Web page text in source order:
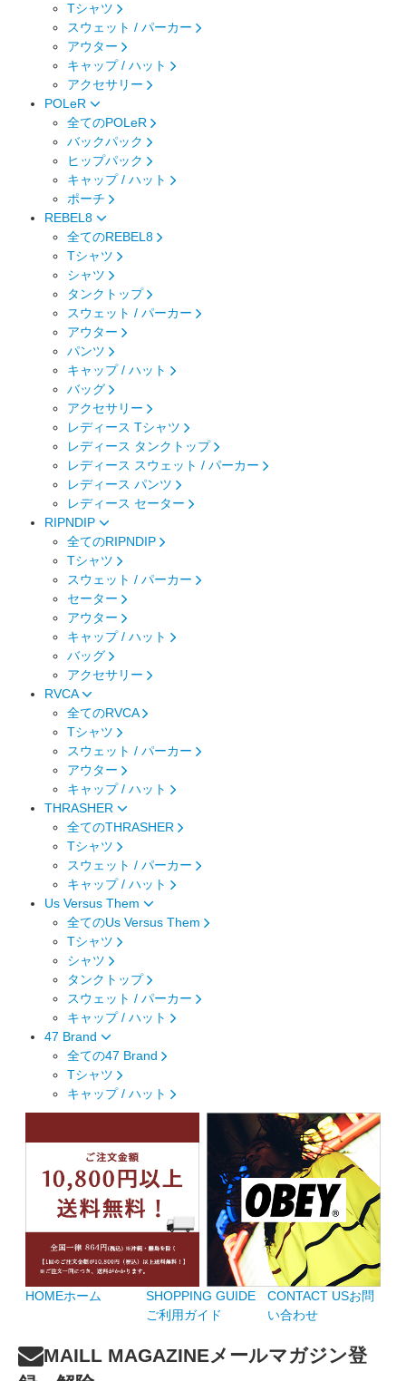
Tシャツ
スウェット / パーカー
アウター
キャップ / ハット
アクセサリー
POLeR
全てのPOLeR
バックパック
ヒップパック
キャップ / ハット
ポーチ
REBEL8
全てのREBEL8
Tシャツ
シャツ
タンクトップ
スウェット / パーカー
アウター
パンツ
キャップ / ハット
バッグ
アクセサリー
レディース Tシャツ
レディース タンクトップ
レディース スウェット / パーカー
レディース パンツ
レディース セーター
RIPNDIP
全てのRIPNDIP
Tシャツ
スウェット / パーカー
セーター
アウター
キャップ / ハット
バッグ
アクセサリー
RVCA
全てのRVCA
Tシャツ
スウェット / パーカー
アウター
キャップ / ハット
THRASHER
全てのTHRASHER
Tシャツ
スウェット / パーカー
キャップ / ハット
Us Versus Them
全てのUs Versus Them
Tシャツ
シャツ
タンクトップ
スウェット / パーカー
キャップ / ハット
47 Brand
全ての47 Brand
Tシャツ
キャップ / ハット
HOMEホーム
SHOPPING GUIDE
ご利用ガイド
CONTACT USお問
い合わせ
MAILL MAGAZINE メールマガジン登